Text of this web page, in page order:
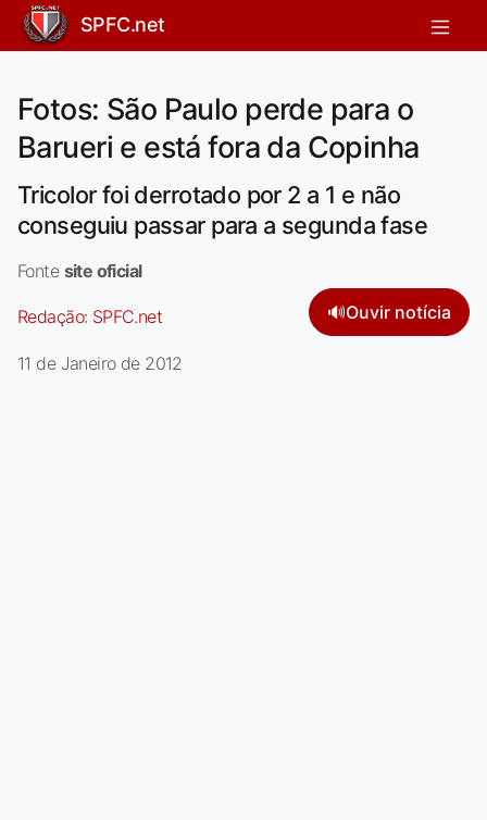
SPFC.net
Fotos: São Paulo perde para o
Barueri e está fora da Copinha
Tricolor foi derrotado por 2 a 1 e não
conseguiu passar para a segunda fase
Fonte site oficial
Redação: SPFC.net 🔊Ouvir notícia
11 de Janeiro de 2012